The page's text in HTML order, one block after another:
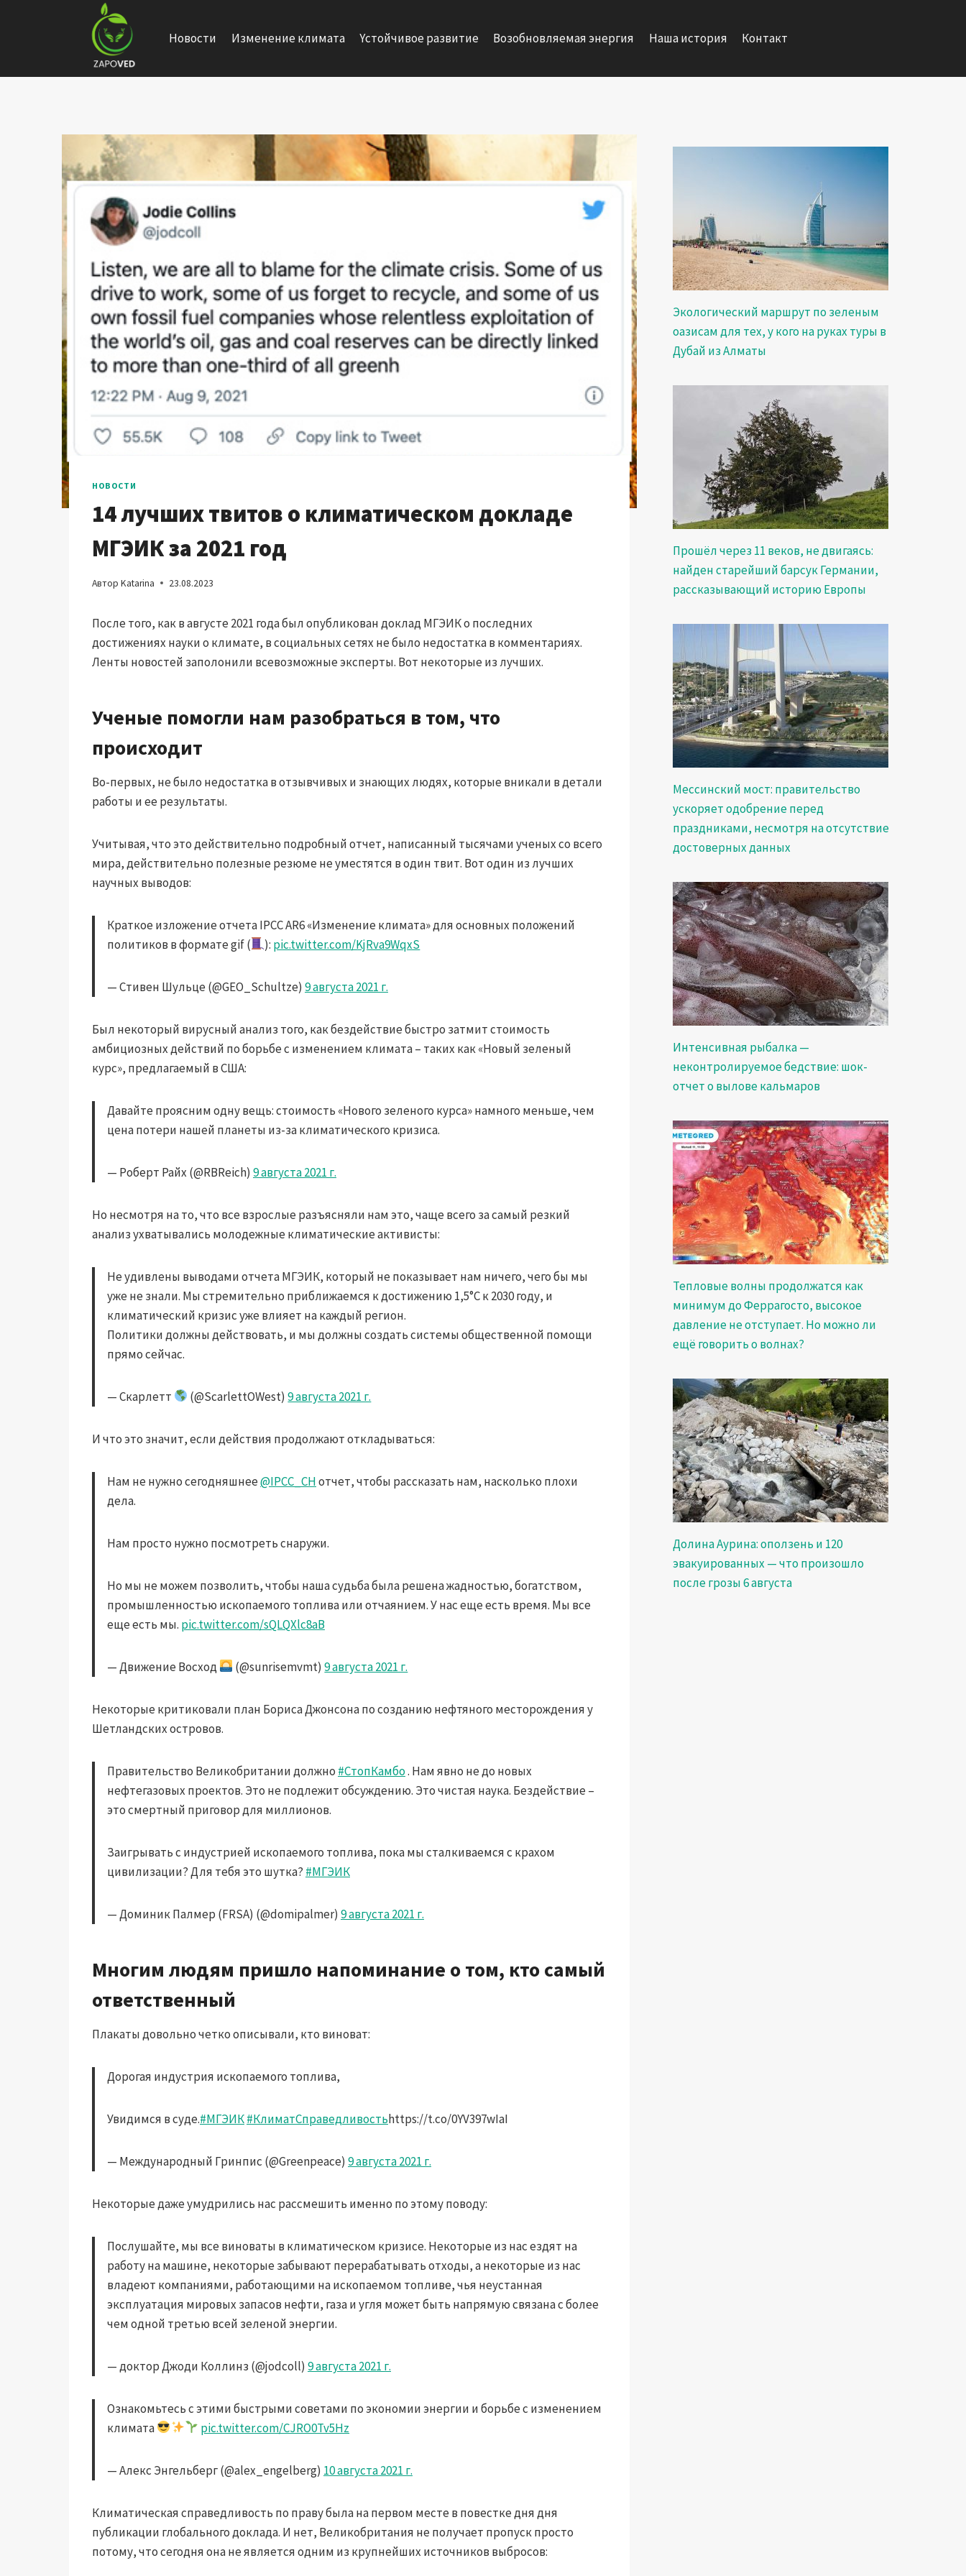
Новости Изменение климата Yстойчивое развитие Возобновляемая энергия Наша история Контакт
НОВОСТИ
14 лучших твитов о климатическом докладе
МГЭИК за 2021 год
Автор Katarina 23.08.2023
После того, как в августе 2021 года был опубликован доклад МГЭИК о последних
достижениях науки о климате, в социальных сетях не было недостатка в комментариях.
Ленты новостей заполонили всевозможные эксперты. Вот некоторые из лучших.
Ученые помогли нам разобраться в том, что
происходит
Во-первых, не было недостатка в отзывчивых и знающих людях, которые вникали в детали
работы и ее результаты.
Учитывая, что это действительно подробный отчет, написанный тысячами ученых со всего
мира, действительно полезные резюме не уместятся в один твит. Вот один из лучших
научных выводов:
Краткое изложение отчета IPCC AR6 «Изменение климата» для основных положений
политиков в формате gif (
): pic.twitter.com/KjRva9WqxS
— Стивен Шульце (@GEO_Schultze) 9 августа 2021 г.
Был некоторый вирусный анализ того, как бездействие быстро затмит стоимость
амбициозных действий по борьбе с изменением климата – таких как «Новый зеленый
курс», предлагаемый в США:
Давайте проясним одну вещь: стоимость «Нового зеленого курса» намного меньше, чем
цена потери нашей планеты из-за климатического кризиса.
— Роберт Райх (@RBReich) 9 августа 2021 г.
Но несмотря на то, что все взрослые разъясняли нам это, чаще всего за самый резкий
анализ ухватывались молодежные климатические активисты:
Не удивлены выводами отчета МГЭИК, который не показывает нам ничего, чего бы мы
уже не знали. Мы стремительно приближаемся к достижению 1,5°C к 2030 году, и
климатический кризис уже влияет на каждый регион.
Политики должны действовать, и мы должны создать системы общественной помощи
прямо сейчас.
— Скарлетт (@ScarlettOWest)9 августа 2021 г.
И что это значит, если действия продолжают откладываться:
Нам не нужно сегодняшнее@IPCC_CHотчет, чтобы рассказать нам, насколько плохи
дела.
Нам просто нужно посмотреть снаружи.
Но мы не можем позволить, чтобы наша судьба была решена жадностью, богатством,
промышленностью ископаемого топлива или отчаянием. У нас еще есть время. Мы все
еще есть мы. pic.twitter.com/sQLQXlc8aB
— Движение Восход (@sunrisemvmt)9 августа 2021 г.
Некоторые критиковали план Бориса Джонсона по созданию нефтяного месторождения у
Шетландских островов.
Правительство Великобритании должно #СтопКамбо. Нам явно не до новых
нефтегазовых проектов. Это не подлежит обсуждению. Это чистая наука. Бездействие –
это смертный приговор для миллионов.
Заигрывать с индустрией ископаемого топлива, пока мы сталкиваемся с крахом
цивилизации? Для тебя это шутка? #МГЭИК
— Доминик Палмер (FRSA) (@domipalmer) 9 августа 2021 г.
Многим людям пришло напоминание о том, кто самый
ответственный
Плакаты довольно четко описывали, кто виноват:
Дорогая индустрия ископаемого топлива,
Увидимся в суде.#МГЭИК#КлиматСправедливостьhttps://t.co/0YV397wIaI
— Международный Гринпис (@Greenpeace) 9 августа 2021 г.
Некоторые даже умудрились нас рассмешить именно по этому поводу:
Послушайте, мы все виноваты в климатическом кризисе. Некоторые из нас ездят на
работу на машине, некоторые забывают перерабатывать отходы, а некоторые из нас
владеют компаниями, работающими на ископаемом топливе, чья неустанная
эксплуатация мировых запасов нефти, газа и угля может быть напрямую связана с более
чем одной третью всей зеленой энергии.
— доктор Джоди Коллинз (@jodcoll) 9 августа 2021 г.
Ознакомьтесь с этими быстрыми советами по экономии энергии и борьбе с изменением
климата
pic.twitter.com/CJRO0Tv5Hz
— Алекс Энгельберг (@alex_engelberg) 10 августа 2021 г.
Климатическая справедливость по праву была на первом месте в повестке дня дня
публикации глобального доклада. И нет, Великобритания не получает пропуск просто
потому, что сегодня она не является одним из крупнейших источников выбросов:
Экологический маршрут по зеленым
оазисам для тех, у кого на руках туры в
Дубай из Алматы
Прошёл через 11 веков, не двигаясь:
найден старейший барсук Германии,
рассказывающий историю Европы
Мессинский мост: правительство
ускоряет одобрение перед
праздниками, несмотря на отсутствие
достоверных данных
Интенсивная рыбалка —
неконтролируемое бедствие: шок-
отчет о вылове кальмаров
Тепловые волны продолжатся как
минимум до Феррагосто, высокое
давление не отступает. Но можно ли
ещё говорить о волнах?
Долина Аурина: оползень и 120
эвакуированных — что произошло
после грозы 6 августа